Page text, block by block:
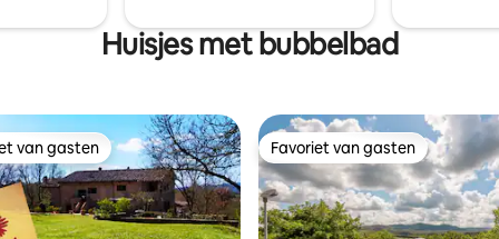
tuinpaviljoens van de villa.
Huisjes met bubbelbad
van gasten
van gasten Favoriet van gasten
Favoriet van gasten